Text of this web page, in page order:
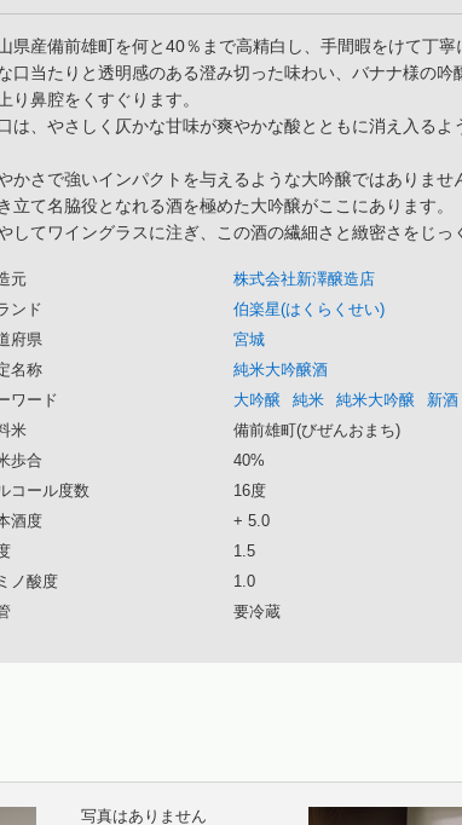
県産備前雄町を何と40％まで高精白し、手間暇をけて丁
口当たりと透明感のある澄み切った味わい、バナナ様の
り鼻腔をくすぐります。
は、やさしく仄かな甘味が爽やかな酸とともに消え入るよ
かさで強いインパクトを与えるような大吟醸ではありま
立て名脇役となれる酒を極めた大吟醸がここにあります。
してワイングラスに注ぎ、この酒の繊細さと緻密さをじっ
元
株式会社新澤醸造店
ンド
伯楽星(はくらくせい)
府県
宮城
名称
純米大吟醸酒
ワード
大吟醸 純米 純米大吟醸 新酒
米
備前雄町(びぜんおまち)
歩合
40%
コール度数
16度
酒度
+ 5.0
1.5
ノ酸度
1.0
要冷蔵
写真はありません